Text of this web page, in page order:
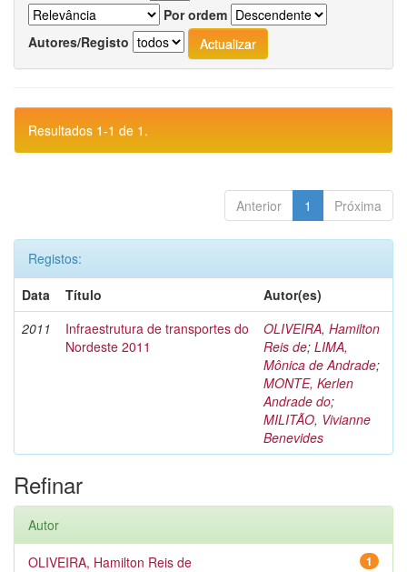
Por ordem
Autores/Registo
Resultados 1-1 de 1.
Anterior 1 Próxima
Registos:
Data
Título
Autor(es)
2011
Infraestrutura de transportes do
Nordeste 2011
OLIVEIRA, Hamilton
Reis de; LIMA,
Mônica de Andrade;
MONTE, Kerlen
Andrade do;
MILITÃO, Vivianne
Benevides
Refinar
Autor
1
OLIVEIRA, Hamilton Reis de